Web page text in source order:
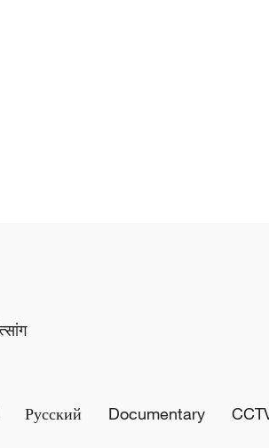
Русский Documentary